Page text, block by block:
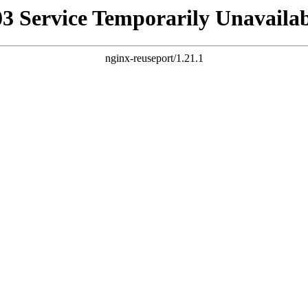
Service Temporarily
nginx-reuseport/1.21.1